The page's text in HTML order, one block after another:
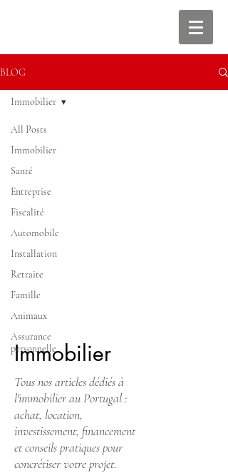
BLOG
All Posts
Immobilier
Santé
Entreprise
Fiscalité
Automobile
Installation
Retraite
Famille
Animaux
Assurance
personnelle
Immobilier
Immobilier
Tous nos articles dédiés à
l'immobilier au Portugal :
achat, location,
investissement, financement
et conseils pratiques pour
concrétiser votre projet.